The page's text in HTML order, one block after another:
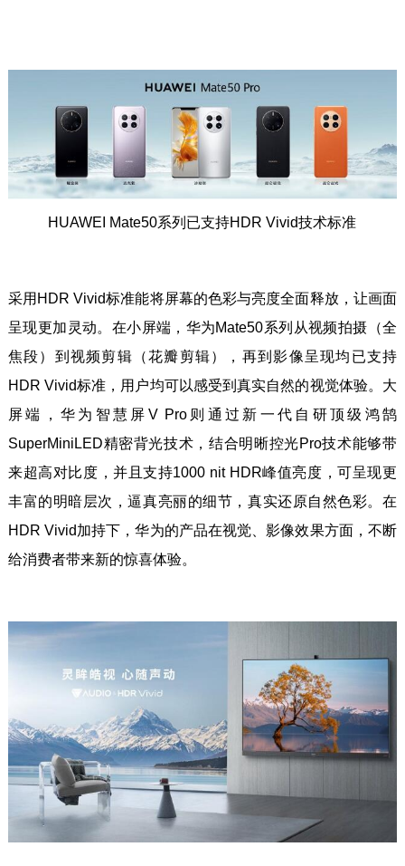
HUAWEI Mate50系列已支持HDR Vivid技术标准
采用HDR Vivid标准能将屏幕的色彩与亮度全面释放，让画面
呈现更加灵动。在小屏端，华为Mate50系列从视频拍摄（全
焦段）到视频剪辑（花瓣剪辑），再到影像呈现均已支持
HDR Vivid标准，用户均可以感受到真实自然的视觉体验。大
屏端，华为智慧屏V Pro则通过新一代自研顶级鸿鹄
SuperMiniLED精密背光技术，结合明晰控光Pro技术能够带
来超高对比度，并且支持1000 nit HDR峰值亮度，可呈现更
丰富的明暗层次，逼真亮丽的细节，真实还原自然色彩。在
HDR Vivid加持下，华为的产品在视觉、影像效果方面，不断
给消费者带来新的惊喜体验。